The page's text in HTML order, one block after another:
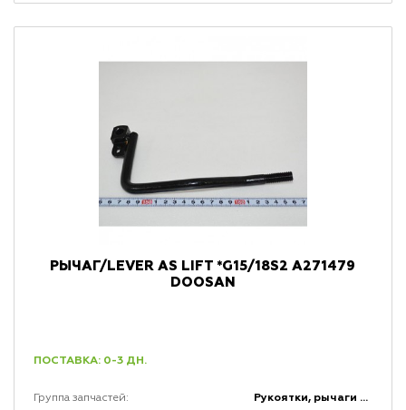
РЫЧАГ/LEVER AS LIFT *G15/18S2 A271479
DOOSAN
ПОСТАВКА: 0-3 ДН.
Группа запчастей: Рукоятки, рычаги и набалдашники